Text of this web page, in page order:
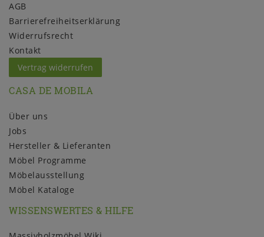
AGB
Barrierefreiheitserklärung
Widerrufs­recht
Kontakt
Vertrag widerrufen
CASA DE MOBILA
Über uns
Jobs
Hersteller & Lieferanten
Möbel Programme
Möbelausstellung
Möbel Kataloge
WISSENSWERTES & HILFE